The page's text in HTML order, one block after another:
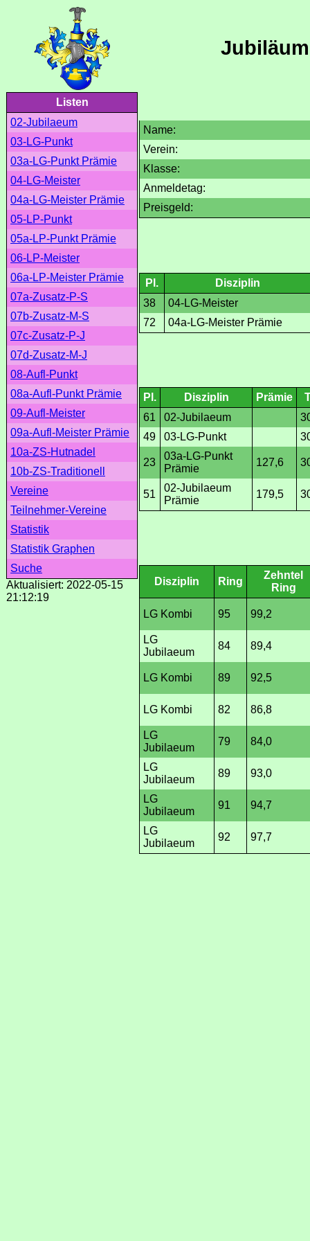
Listen
02-Jubilaeum
03-LG-Punkt
03a-LG-Punkt Prämie
04-LG-Meister
04a-LG-Meister Prämie
05-LP-Punkt
05a-LP-Punkt Prämie
06-LP-Meister
06a-LP-Meister Prämie
07a-Zusatz-P-S
07b-Zusatz-M-S
07c-Zusatz-P-J
07d-Zusatz-M-J
08-Aufl-Punkt
08a-Aufl-Punkt Prämie
09-Aufl-Meister
09a-Aufl-Meister Prämie
10a-ZS-Hutnadel
10b-ZS-Traditionell
Vereine
Teilnehmer-Vereine
Statistik
Statistik Graphen
Suche
Aktualisiert: 2022-05-15
21:12:19
Name:
Verein:
Klasse:
Anmeldetag:
Preisgeld:
Pl.
Disziplin
38
04-LG-Meister
72
04a-LG-Meister Prämie
Pl. Disziplin Prämie
61
02-Jubilaeum
49
03-LG-Punkt
23
03a-LG-Punkt
Prämie
127,6
51
02-Jubilaeum
Prämie
179,5
Disziplin Ring
Zehntel
Ring
LG Kombi 95 99,2
LG
Jubilaeum
84 89,4
LG Kombi 89 92,5
LG Kombi 82 86,8
LG
Jubilaeum
79 84,0
LG
Jubilaeum
89 93,0
LG
Jubilaeum
91 94,7
LG
Jubilaeum
92 97,7